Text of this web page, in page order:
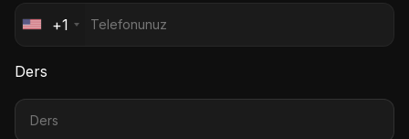
+1
Ders